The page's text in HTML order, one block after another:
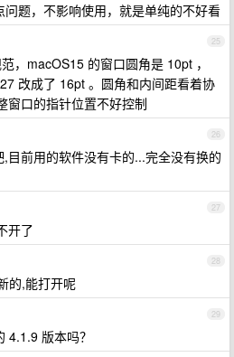
题，不影响使用，就是单纯的不好看
25
，macOS15 的窗口圆角是 10pt ，
改成了 16pt 。圆角和内间距看着协
窗口的指针位置不好控制
26
,目前用的软件没有卡的...完全没有换的
27
开了
28
的,能打开呢
29
4.1.9 版本吗？